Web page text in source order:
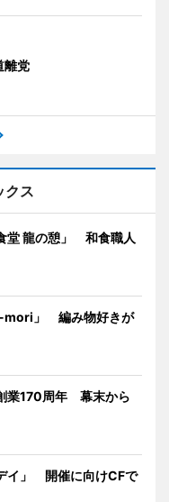
離党
クス
堂 龍の憩」 和食職人
mori」 編み物好きが
業170周年 幕末から
イ」 開催に向けCFで